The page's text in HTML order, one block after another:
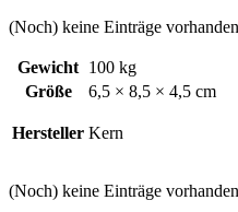
(Noch) keine Einträge
Gewicht 100 kg
Größe
6,5 × 8,5 × 4,5 cm
Hersteller Kern
(Noch) keine Einträge